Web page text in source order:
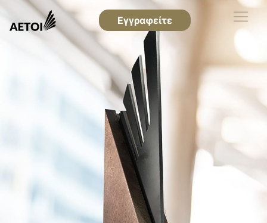
Εγγραφείτε